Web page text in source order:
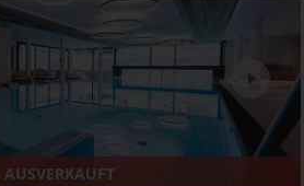
AUSVERKAUFT
Next